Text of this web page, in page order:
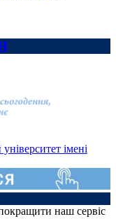
імені
наш сервіс